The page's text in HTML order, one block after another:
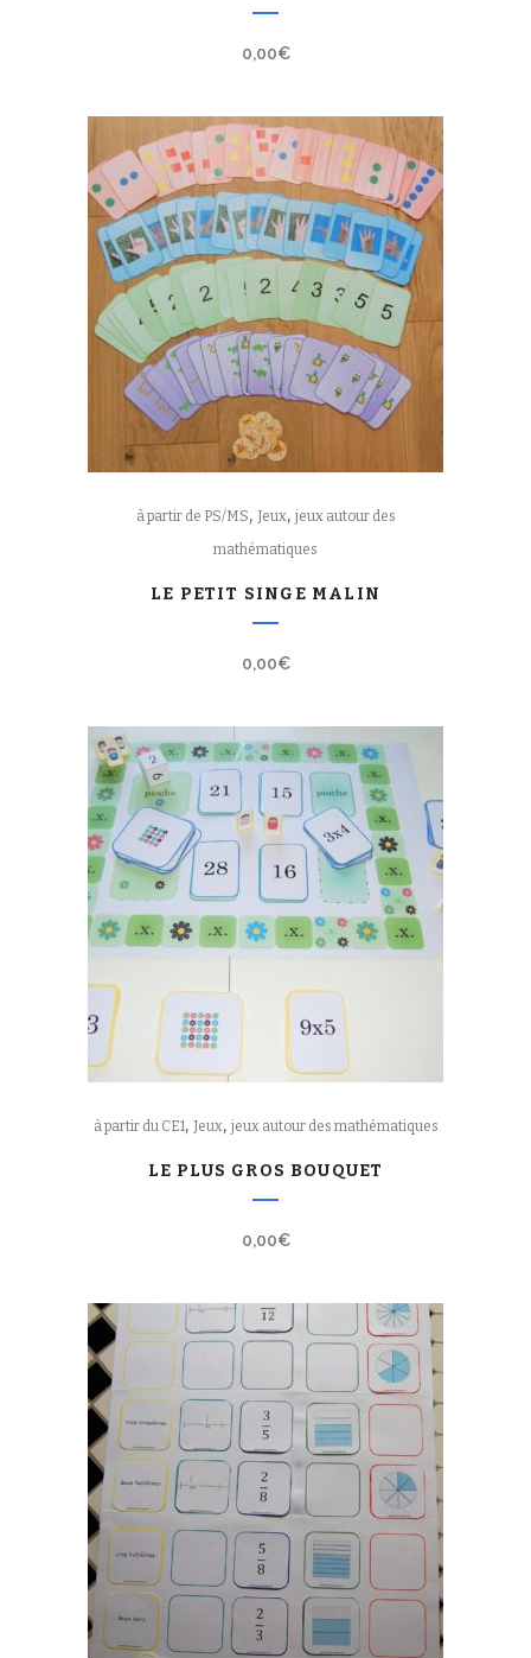
0,00€
à partir de PS/MS, Jeux, jeux autour des
mathématiques
LE PETIT SINGE MALIN
0,00€
à partir du CE1, Jeux, jeux autour des mathématiques
LE PLUS GROS BOUQUET
0,00€